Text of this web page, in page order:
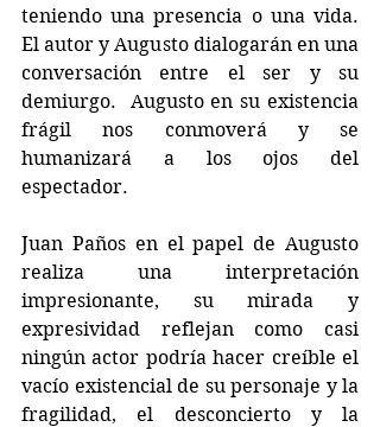
teniendo una presencia o una vida.
El autor y Augusto dialogarán en una
conversación entre el ser y su
demiurgo.  Augusto en su existencia
frágil nos conmoverá y se
humanizará a los ojos del
espectador.
Juan Paños en el papel de Augusto
realiza una interpretación
impresionante, su mirada y
expresividad reflejan como casi
ningún actor podría hacer creíble el
vacío existencial de su personaje y la
fragilidad, el desconcierto y la